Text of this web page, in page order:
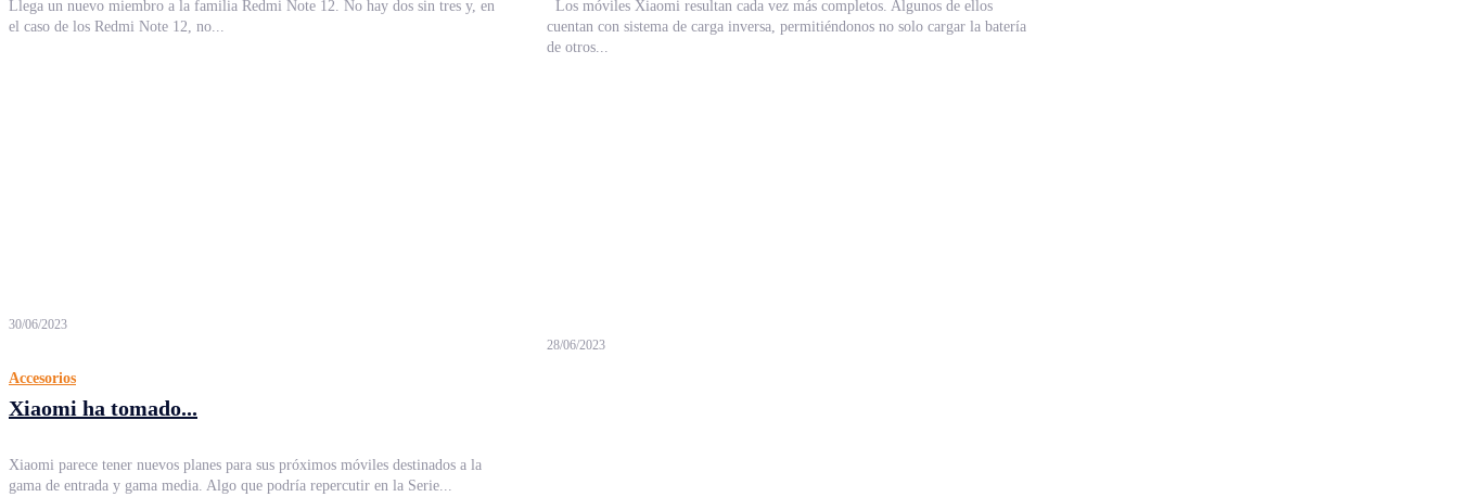
Llega un nuevo miembro a la familia Redmi Note 12. No hay dos sin tres y, en
el caso de los Redmi Note 12, no...
30/06/2023
Los móviles Xiaomi resultan cada vez más completos. Algunos de ellos
cuentan con sistema de carga inversa, permitiéndonos no solo cargar la batería
de otros...
28/06/2023
Accesorios
Xiaomi ha tomado...
Xiaomi parece tener nuevos planes para sus próximos móviles destinados a la
gama de entrada y gama media. Algo que podría repercutir en la Serie...